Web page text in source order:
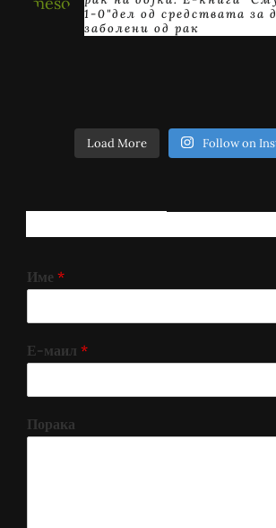
1-0"дел од средствата за
заболени од рак
Load More Follow on
Име *
Е-маил *
Порака